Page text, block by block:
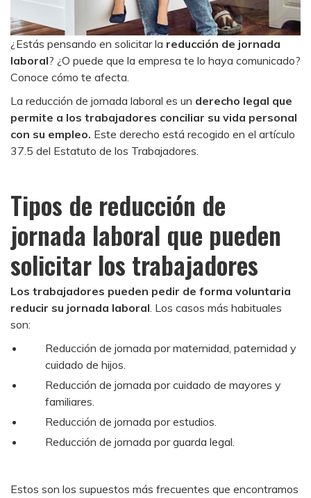
¿Estás pensando en solicitar la reducción de jornada
laboral? ¿O puede que la empresa te lo haya comunicado?
Conoce cómo te afecta.
La reducción de jornada laboral es un derecho legal que
permite a los trabajadores conciliar su vida personal
con su empleo. Este derecho está recogido en el artículo
37.5 del Estatuto de los Trabajadores.
Tipos de reducción de
jornada laboral que pueden
solicitar los trabajadores
Los trabajadores pueden pedir de forma voluntaria
reducir su jornada laboral. Los casos más habituales
son:
Reducción de jornada por maternidad, paternidad y
cuidado de hijos.
Reducción de jornada por cuidado de mayores y
familiares.
Reducción de jornada por estudios.
Reducción de jornada por guarda legal.
Estos son los supuestos más frecuentes que encontramos